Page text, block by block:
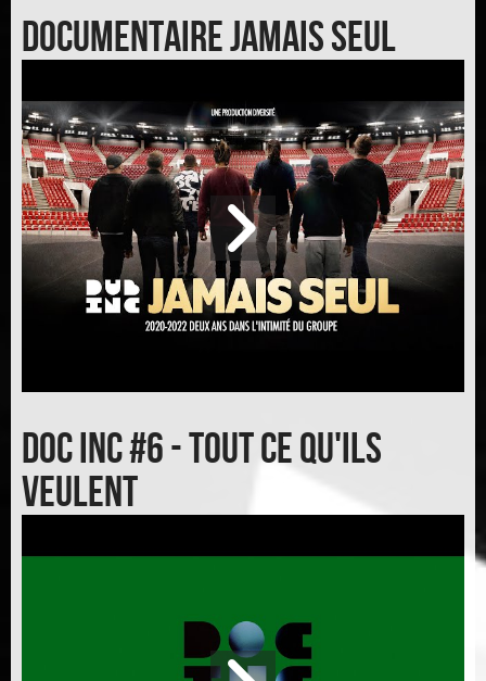
DOCUMENTAIRE JAMAIS SEUL
Doc inc #6 - Tout ce qu'ils
veulent